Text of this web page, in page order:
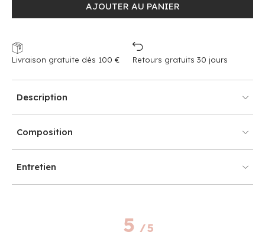
AJOUTER AU PANIER
Livraison gratuite dès 100 € Retours gratuits 30 jours
Description
Composition
Entretien
5/5